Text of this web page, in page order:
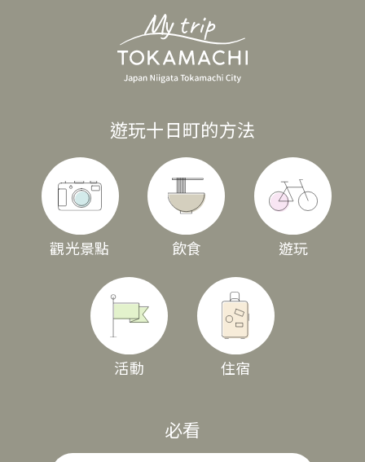
遊玩十日町的方法
觀光景點 飲食 遊玩
活動 住宿
必看